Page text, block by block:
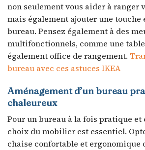
non seulement vous aider à ranger
mais également ajouter une touche
bureau. Pensez également à des
multifonctionnels, comme une
également office de rangement.
bureau avec ces astuces IKEA
Aménagement d’un bureau
chaleureux
Pour un bureau à la fois pratique et
choix du mobilier est essentiel.
chaise confortable et ergonomique